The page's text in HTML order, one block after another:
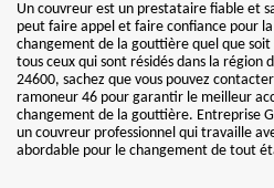
Un couvreur est un prestataire fiable et
peut faire appel et faire confiance pour
changement de la gouttière quel que
tous ceux qui sont résidés dans la région
24600, sachez que vous pouvez
ramoneur 46 pour garantir le meilleur
changement de la gouttière. Entreprise
un couvreur professionnel qui travaille
abordable pour le changement de tout